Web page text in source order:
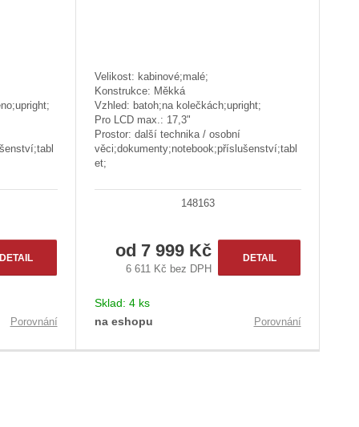
DETAIL
Porovnání
Velikost: kabinové;malé;
Konstrukce: Měkká
Vzhled: batoh;na kolečkách;upright;
Pro LCD max.: 17,3"
Prostor: další technika / osobní
věci;dokumenty;notebook;příslušenství;tabl
et;
148163
od 7 999 Kč
6 611 Kč bez DPH
DETAIL
Sklad: 4 ks
na eshopu
Porovnání